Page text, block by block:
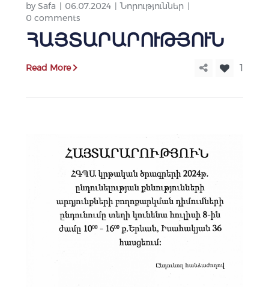
by Safa 06.07.2024
Նորություններ
0 comments
ՀԱՅՏԱՐԱՐՈՒԹՅՈՒՆ
Read More 1